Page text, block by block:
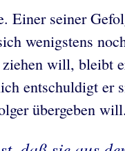
Einer seiner
wenigstens
will, bleibt
entschuldigt er
übergeben will.